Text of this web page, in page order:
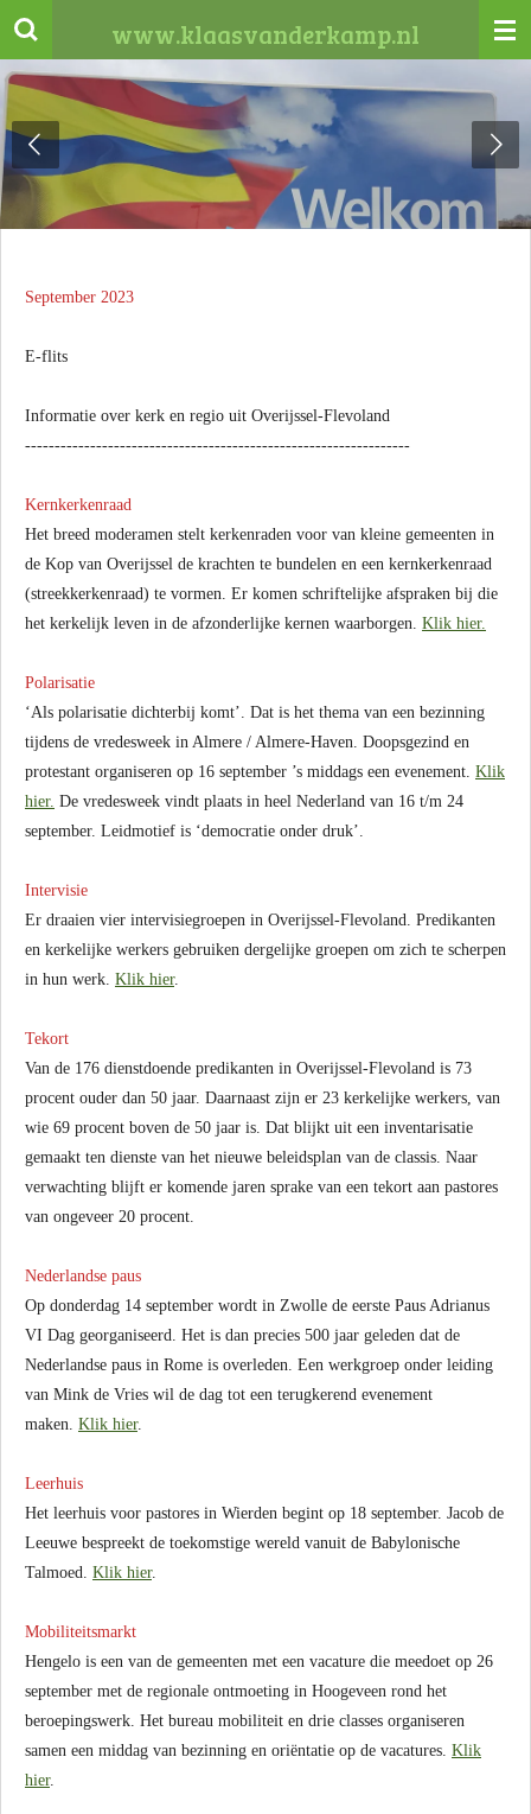
Ga
naar
hoofdinhoud
www.klaasvanderkamp.nl
September 2023
E-flits
Informatie over kerk en regio uit Overijssel-Flevoland
-----------------------------------------------------------------
Kernkerkenraad
Het breed moderamen stelt kerkenraden voor van kleine gemeenten in
de Kop van Overijssel de krachten te bundelen en een kernkerkenraad
(streekkerkenraad) te vormen. Er komen schriftelijke afspraken bij die
het kerkelijk leven in de afzonderlijke kernen waarborgen. Klik hier.
Polarisatie
‘Als polarisatie dichterbij komt’. Dat is het thema van een bezinning
tijdens de vredesweek in Almere / Almere-Haven. Doopsgezind en
protestant organiseren op 16 september ’s middags een evenement. Klik
hier. De vredesweek vindt plaats in heel Nederland van 16 t/m 24
september. Leidmotief is ‘democratie onder druk’.
Intervisie
Er draaien vier intervisiegroepen in Overijssel-Flevoland. Predikanten
en kerkelijke werkers gebruiken dergelijke groepen om zich te scherpen
in hun werk. Klik hier.
Tekort
Van de 176 dienstdoende predikanten in Overijssel-Flevoland is 73
procent ouder dan 50 jaar. Daarnaast zijn er 23 kerkelijke werkers, van
wie 69 procent boven de 50 jaar is. Dat blijkt uit een inventarisatie
gemaakt ten dienste van het nieuwe beleidsplan van de classis. Naar
verwachting blijft er komende jaren sprake van een tekort aan pastores
van ongeveer 20 procent.
Nederlandse paus
Op donderdag 14 september wordt in Zwolle de eerste Paus Adrianus
VI Dag georganiseerd. Het is dan precies 500 jaar geleden dat de
Nederlandse paus in Rome is overleden. Een werkgroep onder leiding
van Mink de Vries wil de dag tot een terugkerend evenement
maken. Klik hier.
Leerhuis
Het leerhuis voor pastores in Wierden begint op 18 september. Jacob de
Leeuwe bespreekt de toekomstige wereld vanuit de Babylonische
Talmoed. Klik hier.
Mobiliteitsmarkt
Hengelo is een van de gemeenten met een vacature die meedoet op 26
september met de regionale ontmoeting in Hoogeveen rond het
beroepingswerk. Het bureau mobiliteit en drie classes organiseren
samen een middag van bezinning en oriëntatie op de vacatures. Klik
hier.